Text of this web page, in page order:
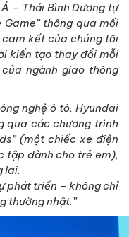
– Thái Bình Dương tự
thông qua mối
kết của chúng tôi
kiến tạo thay đổi mỗi
ngành giao thông
nghệ ô tô, Hyundai
qua các chương trình
(một chiếc xe điện
tập dành cho trẻ em),
lai.
phát triển – không chỉ
thường nhật.”